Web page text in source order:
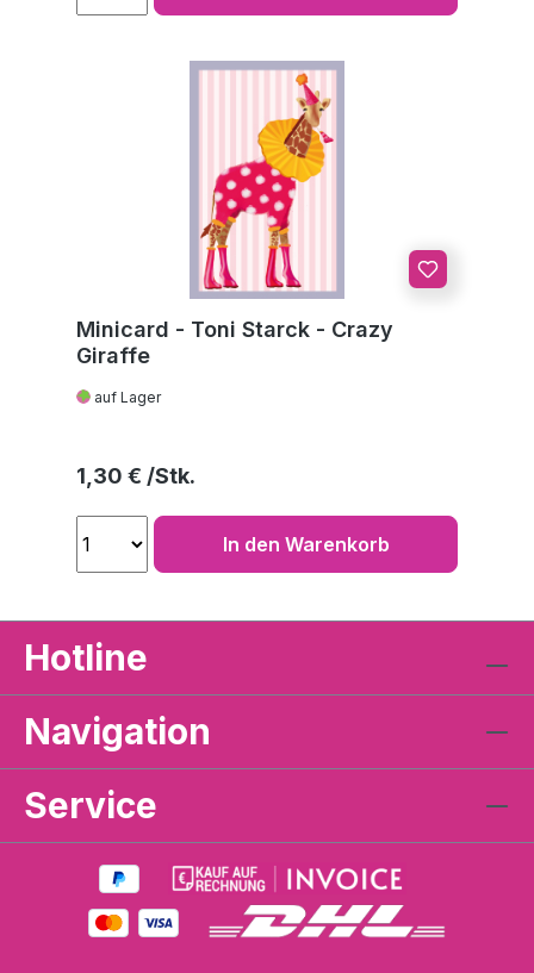
Minicard - Toni Starck - Crazy
Giraffe
auf Lager
Regulärer Preis:
1,30 €
In den Warenkorb
Hotline
Navigation
Service